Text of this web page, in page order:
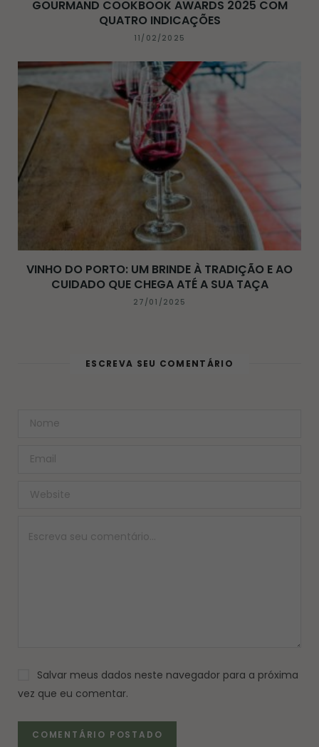
GOURMAND COOKBOOK AWARDS 2025 COM
QUATRO INDICAÇÕES
11/02/2025
VINHO DO PORTO: UM BRINDE À TRADIÇÃO E AO
CUIDADO QUE CHEGA ATÉ A SUA TAÇA
27/01/2025
ESCREVA SEU COMENTÁRIO
Salvar meus dados neste navegador para a próxima
vez que eu comentar.